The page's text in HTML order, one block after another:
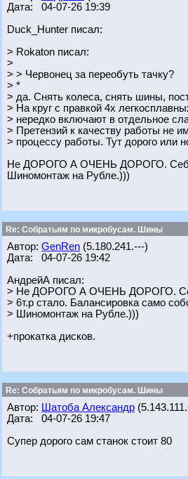
Дата: 04-07-26 19:39
Duck_Hunter писал:
> Rokaton писал:
>
> > Червонец за переобуть тачку?
> *
> да. Снять колеса, снять шины,
> На круг с правкой 4х
> нередко включают в отдельное
> Претензий к качеству работы не
> процессу работы. Тут дорого или
Не ДОРОГО А ОЧЕНЬ ДОРОГО. Себе 6
Шиномонтаж на Рубле.)))
Re: Собратьям по микробусам. Шины
Автор: GenRen (5.180.241.---)
Дата: 04-07-26 19:42
АндрейА писал:
> Не ДОРОГО А ОЧЕНЬ ДОРОГО.
> 6т.р стало. Балансировка само
> Шиномонтаж на Рубле.)))
+прокатка дисков.
Re: Собратьям по микробусам. Шины
Автор: Шатоба Александр
Дата: 04-07-26 19:47
Супер дорого сам станок стоит 80